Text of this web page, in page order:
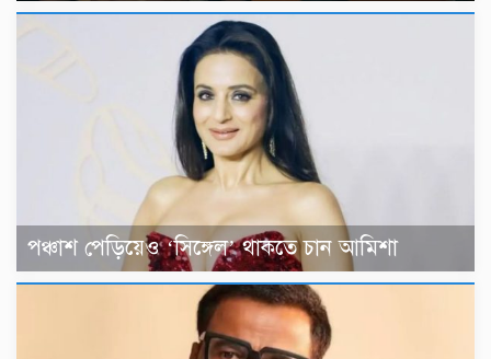
পঞ্চাশ পেড়িয়েও ‘সিঙ্গেল’ থাকতে চান আমিশা